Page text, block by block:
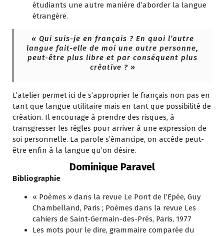
étudiants une autre manière d’aborder la langue
étrangère.
« Qui suis-je en français ? En quoi l’autre
langue fait-elle de moi une autre personne,
peut-être plus libre et par conséquent plus
créative ? »
L’atelier permet ici de s’approprier le français non pas en
tant que langue utilitaire mais en tant que possibilité de
création. Il encourage à prendre des risques, à
transgresser les règles pour arriver à une expression de
soi personnelle. La parole s’émancipe, on accède peut-
être enfin à la langue qu’on désire.
Dominique Paravel
Bibliographie
« Poèmes » dans la revue Le Pont de l’Epée, Guy
Chambelland, Paris ; Poèmes dans la revue Les
cahiers de Saint-Germain-des-Prés, Paris, 1977
Les mots pour le dire, grammaire comparée du